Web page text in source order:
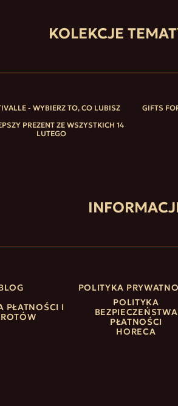
KOLEKCJE
- WYBIERZ TO, CO LUBISZ GIFTS
PREZENT ZE WSZYSTKICH 14
LUTEGO
POLITYKA
PŁATNOŚCI I
POLITYKA
BEZPIECZEŃSTWA
PŁATNOŚCI
HORECA